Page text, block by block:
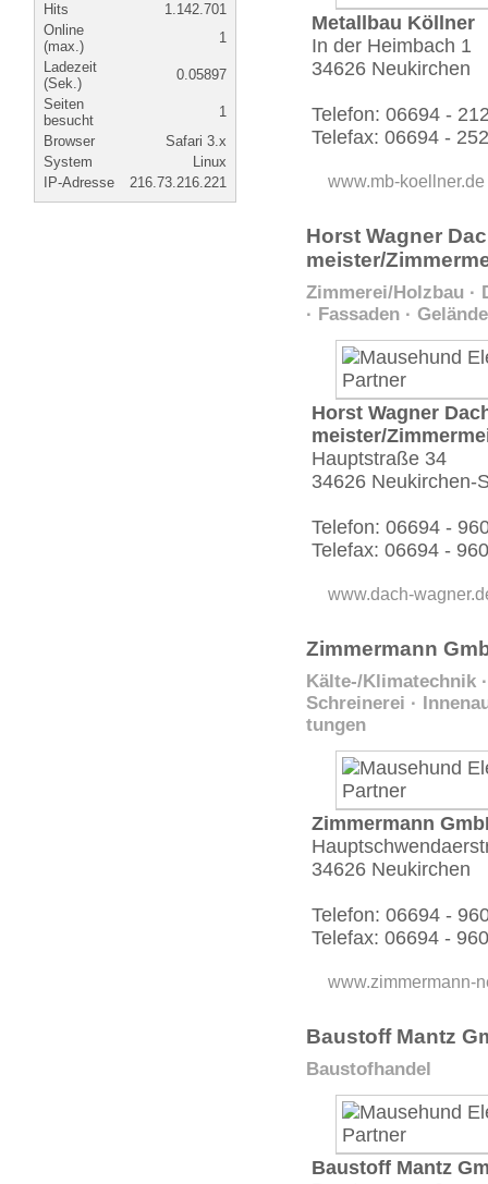
Metallbau Köllner
In der Heimbach 1
34626 Neukirchen
Telefon: 06694 -
Telefax: 06694 - 252
www.mb-koellner.de
Horst Wagner
meister/
Zimmerei/Holzbau ·
· Fassaden ·
Horst Wagner
meister/
Hauptstraße 34
34626 Neukirchen-
Telefon: 06694 -
Telefax: 06694 -
www.dach-
Zimmermann
Kälte-/Klimatechnik
Schreinerei ·
tungen
Zimmermann
34626 Neukirchen
Telefon: 06694 -
Telefax: 06694 -
www.zimmermann-
Baustoff Mantz
Baustofhandel
Baustoff Mantz
Hits
1.142.701
Online
(max.)
1
Ladezeit
(Sek.)
0.05897
Seiten
besucht
1
Browser
Safari 3.x
System
Linux
IP-Adresse
216.73.216.221